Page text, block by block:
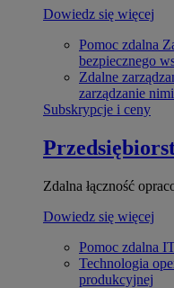
Dowiedz się więcej
Pomoc zdalna
bezpiecznego
Zdalne
zarządzanie nimi
Subskrypcje i ceny
Zdalna łączność
Dowiedz się więcej
Pomoc zdalna
Technologia
produkcyjnej